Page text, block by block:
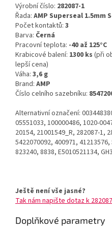
Výrobní číslo: 282087-1
Řada: AMP Superseal 1.5mm
Počet kontaktů: 3
Barva: Černá
Pracovní teplota: -40 až 125°C
Krabicové balení: 1300 ks (při
lepší cena)
Váha: 3,6 g
Brand: AMP
Číslo celního sazebníku:
Alternativní označení:
05551033, 100000486, 1020-
20154, 21001549_R, 282087-1,
5422070092, 400971,
823240, 8838, E5010521134,
Ještě není vše jasné?
Tak nám napište dotaz k
Doplňkové parametry